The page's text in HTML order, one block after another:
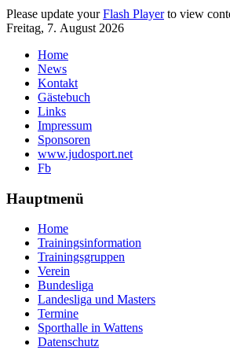
Please update yourFlash Playerto view
Freitag, 7. August 2026
Home
News
Kontakt
Gästebuch
Links
Impressum
Sponsoren
www.judosport.net
Fb
Hauptmenü
Home
Trainingsinformation
Trainingsgruppen
Verein
Bundesliga
Landesliga und Masters
Termine
Sporthalle in Wattens
Datenschutz